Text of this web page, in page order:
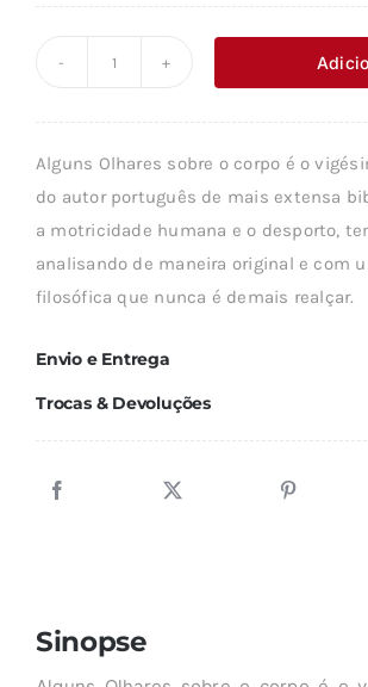
era:
é:
SOBRE
Alguns Olhares sobre o corpo é o
do autor português de mais extensa
a motricidade humana e o desporto,
analisando de maneira original e com
filosófica que nunca é demais realçar.
Envio e Entrega
Trocas & Devoluções
Sinopse